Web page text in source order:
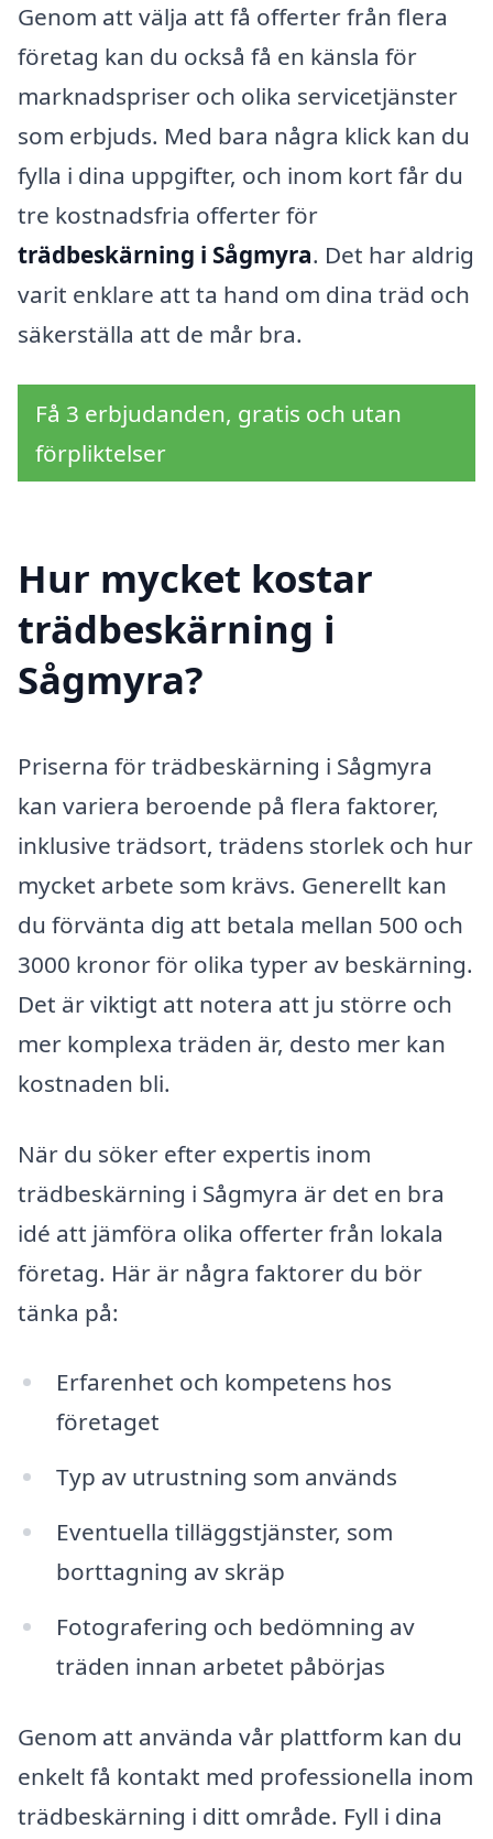
Genom att välja att få offerter från flera
företag kan du också få en känsla för
marknadspriser och olika servicetjänster
som erbjuds. Med bara några klick kan du
fylla i dina uppgifter, och inom kort får du
tre kostnadsfria offerter för
trädbeskärning i Sågmyra. Det har aldrig
varit enklare att ta hand om dina träd och
säkerställa att de mår bra.
Få 3 erbjudanden, gratis och utan
förpliktelser
Hur mycket kostar
trädbeskärning i
Sågmyra?
Priserna för trädbeskärning i Sågmyra
kan variera beroende på flera faktorer,
inklusive trädsort, trädens storlek och hur
mycket arbete som krävs. Generellt kan
du förvänta dig att betala mellan 500 och
3000 kronor för olika typer av beskärning.
Det är viktigt att notera att ju större och
mer komplexa träden är, desto mer kan
kostnaden bli.
När du söker efter expertis inom
trädbeskärning i Sågmyra är det en bra
idé att jämföra olika offerter från lokala
företag. Här är några faktorer du bör
tänka på:
Erfarenhet och kompetens hos
företaget
Typ av utrustning som används
Eventuella tilläggstjänster, som
borttagning av skräp
Fotografering och bedömning av
träden innan arbetet påbörjas
Genom att använda vår plattform kan du
enkelt få kontakt med professionella inom
trädbeskärning i ditt område. Fyll i dina